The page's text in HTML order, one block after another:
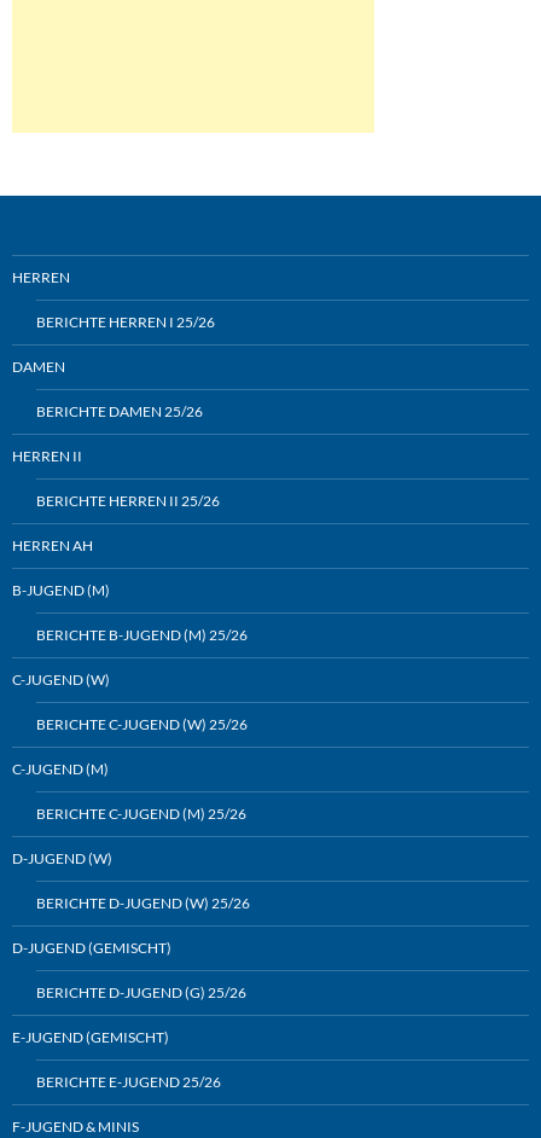
HERREN
BERICHTE HERREN I 25/26
DAMEN
BERICHTE DAMEN 25/26
HERREN II
BERICHTE HERREN II 25/26
HERREN AH
B-JUGEND (M)
BERICHTE B-JUGEND (M) 25/26
C-JUGEND (W)
BERICHTE C-JUGEND (W) 25/26
C-JUGEND (M)
BERICHTE C-JUGEND (M) 25/26
D-JUGEND (W)
BERICHTE D-JUGEND (W) 25/26
D-JUGEND (GEMISCHT)
BERICHTE D-JUGEND (G) 25/26
E-JUGEND (GEMISCHT)
BERICHTE E-JUGEND 25/26
F-JUGEND & MINIS